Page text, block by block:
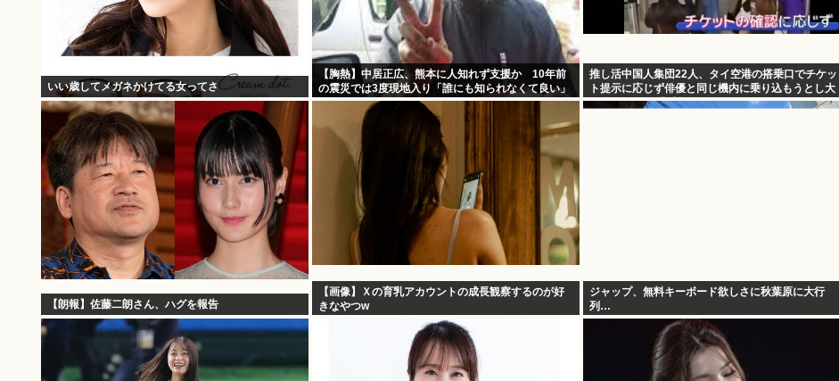
いい歳してメガネかけてる女ってさ
【胸熱】中居正広、熊本に人知れず支援か 10年前
の震災では3度現地入り「誰にも知られなくて良い」
推し活中国人集団22人、タイ空港の搭乗口でチケッ
ト提示に応じず俳優と同じ機内に乗り込もうとし大
混乱 まとめて搭乗拒否
【朗報】佐藤二朗さん、ハグを報告
【画像】Ｘの育乳アカウントの成長観察するのが好
きなやつw
ジャップ、無料キーボード欲しさに秋葉原に大行
列…